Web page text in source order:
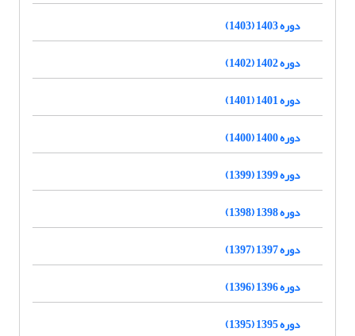
دوره 1403 (1403)
دوره 1402 (1402)
دوره 1401 (1401)
دوره 1400 (1400)
دوره 1399 (1399)
دوره 1398 (1398)
دوره 1397 (1397)
دوره 1396 (1396)
دوره 1395 (1395)